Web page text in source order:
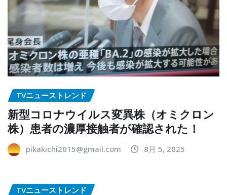
TVニューストレンド
新型コロナウイルス変異株（オミクロン
株）患者の濃厚接触者が確認された！
pikakichi2015@gmail.com 8月 5, 2025
TVニューストレンド